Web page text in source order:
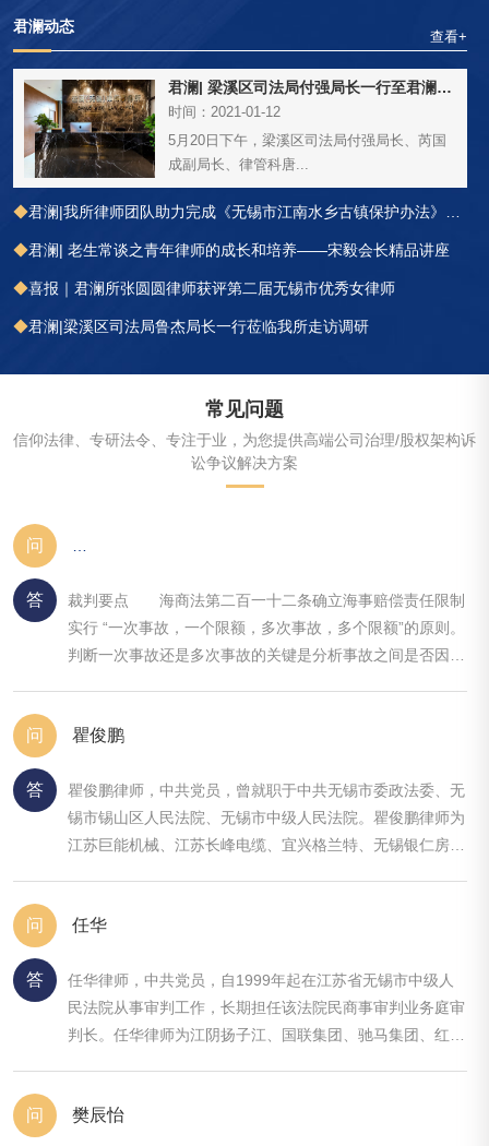
君澜动态
查看+
君澜| 梁溪区司法局付强局长一行至君澜所莅临指导
时间： 2021-01-12
5月20日下午，梁溪区司法局付强局长、芮国
成副局长、律管科唐...
◆君澜|我所律师团队助力完成《无锡市江南水乡古镇保护办法》的制定工作
◆君澜| 老生常谈之青年律师的成长和培养——宋毅会长精品讲座
◆喜报｜君澜所张圆圆律师获评第二届无锡市优秀女律师
◆君澜|梁溪区司法局鲁杰局长一行莅临我所走访调研
常见问题
信仰法律、专研法令、专注于业，为您提供高端公司治理/股权架构诉
讼争议解决方案
问
答
裁判要点 海商法第二百一十二条确立海事赔偿责任限制
实行 “一次事故，一个限额，多次事故，多个限额”的原则。
判断一次事故还是多次事故的关键是分析事故之间是否因同
问 瞿俊鹏
答
瞿俊鹏律师，中共党员，曾就职于中共无锡市委政法委、无
锡市锡山区人民法院、无锡市中级人民法院。瞿俊鹏律师为
江苏巨能机械、江苏长峰电缆、宜兴格兰特、无锡银仁房
问 任华
答
任华律师，中共党员，自1999年起在江苏省无锡市中级人
民法院从事审判工作，长期担任该法院民商事审判业务庭审
判长。任华律师为江阴扬子江、国联集团、驰马集团、红星
问 樊辰怡